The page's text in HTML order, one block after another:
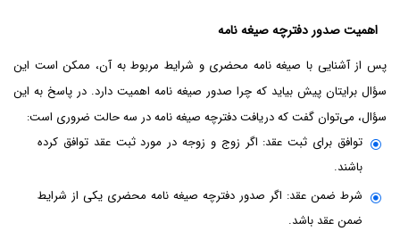
اهمیت صدور دفترچه صیغه نامه
پس از آشنایی با صیغه نامه محضری و شرایط مربوط به آن، ممکن است این
سؤال برایتان پیش بیاید که چرا صدور صیغه نامه اهمیت دارد. در پاسخ به این
سؤال، می‌توان گفت که دریافت دفترچه صیغه نامه در سه حالت ضروری است:
توافق برای ثبت عقد: اگر زوج و زوجه در مورد ثبت عقد توافق کرده
باشند.
شرط ضمن عقد: اگر صدور دفترچه صیغه نامه محضری یکی از شرایط
ضمن عقد باشد.